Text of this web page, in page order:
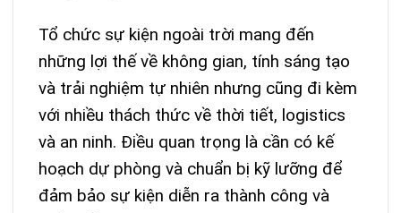
Tổ chức sự kiện ngoài trời mang đến
những lợi thế về không gian, tính sáng tạo
và trải nghiệm tự nhiên nhưng cũng đi kèm
với nhiều thách thức về thời tiết, logistics
và an ninh. Điều quan trọng là cần có kế
hoạch dự phòng và chuẩn bị kỹ lưỡng để
đảm bảo sự kiện diễn ra thành công và